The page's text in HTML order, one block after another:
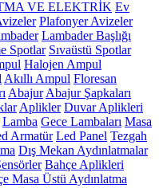
VE ELEKTRİK Ev
Plafonyer Avizeler
Lambader Başlığı
Spotlar Sıvaüstü Spotlar
Halojen Ampul
Akıllı Ampul Floresan
Abajur Abajur Şapkaları
Aplikler Duvar Aplikleri
Lamba Gece Lambaları Masa
Armatür Led Panel Tezgah
Dış Mekan Aydınlatmalar
Bahçe Aplikleri
Masa Üstü Aydınlatma